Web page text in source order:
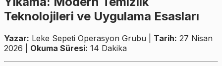
Teknolojileri ve Uygulama Esasları
Yazar: Leke Sepeti Operasyon Grubu | Tarih: 27 Nisan
2026 | Okuma Süresi: 14 Dakika